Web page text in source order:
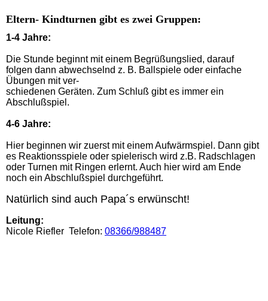
Eltern- Kindturnen gibt es zwei Gruppen:
1-4 Jahre:
Die Stunde beginnt mit einem Begrüßungslied, darauf
folgen dann abwechselnd z. B. Ballspiele oder einfache
Übungen mit ver-
schiedenen Geräten. Zum Schluß gibt es immer ein
Abschlußspiel.
4-6 Jahre:
Hier beginnen wir zuerst mit einem Aufwärmspiel. Dann gibt
es Reaktionsspiele oder spielerisch wird z.B. Radschlagen
oder Turnen mit Ringen erlernt. Auch hier wird am Ende
noch ein Abschlußspiel durchgeführt.
Natürlich sind auch Papa´s erwünscht!
Leitung:
Nicole Riefler Telefon: 08366/988487